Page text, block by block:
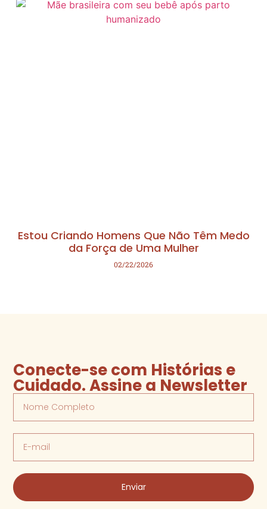
Estou Criando Homens Que Não Têm Medo
da Força de Uma Mulher
02/22/2026
Conecte-se com Histórias e
Cuidado. Assine a Newsletter
Enviar